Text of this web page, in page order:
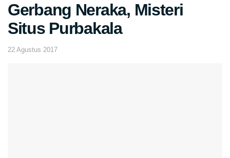
Gerbang Neraka, Misteri
Situs Purbakala
22 Agustus 2017